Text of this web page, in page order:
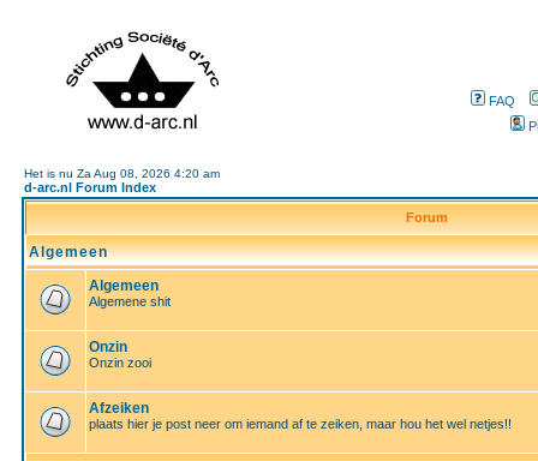
FAQ
Het is nu Za Aug 08, 2026 4:20 am
d-arc.nl Forum Index
Forum
Algemeen
Algemeen
Algemene shit
Onzin
Onzin zooi
Afzeiken
plaats hier je post neer om iemand af te zeiken, maar hou het wel netjes!!